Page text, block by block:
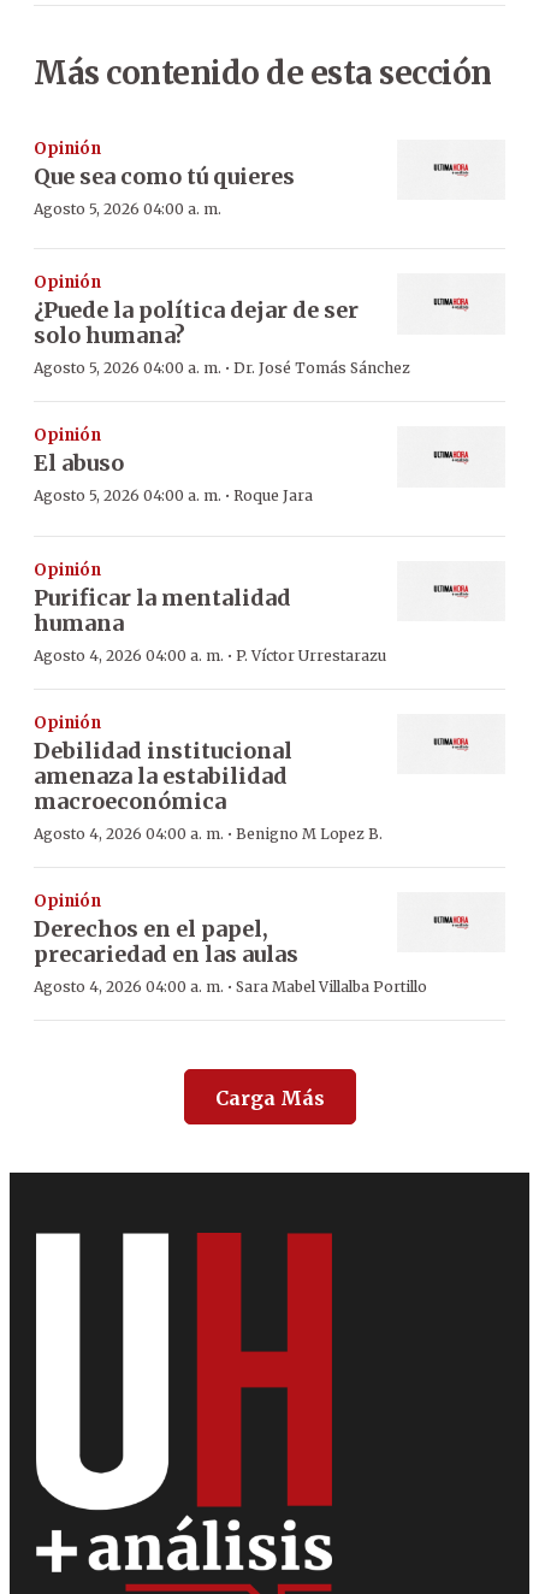
Más contenido de esta sección
Opinión
Que sea como tú quieres
Agosto 5, 2026 04:00 a. m.
Opinión
¿Puede la política dejar de ser
solo humana?
Agosto 5, 2026 04:00 a. m. · Dr. José Tomás Sánchez
Opinión
El abuso
Agosto 5, 2026 04:00 a. m. · Roque Jara
Opinión
Purificar la mentalidad
humana
Agosto 4, 2026 04:00 a. m. · P. Víctor Urrestarazu
Opinión
Debilidad institucional
amenaza la estabilidad
macroeconómica
Agosto 4, 2026 04:00 a. m. · Benigno M Lopez B.
Opinión
Derechos en el papel,
precariedad en las aulas
Agosto 4, 2026 04:00 a. m. · Sara Mabel Villalba Portillo
Carga Más